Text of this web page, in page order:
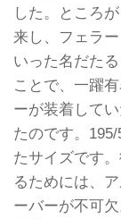
した。ところ
来し、フェラ
いった名だた
ことで、一躍
ーが装着して
たのです。
たサイズです
るためには、
ーバーが不可